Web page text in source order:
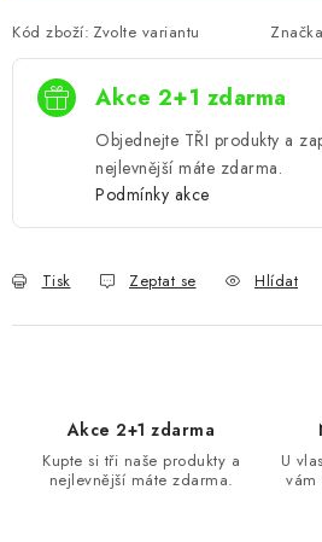
Kód zboží: Zvolte variantu
Akce 2+1 zdarma
Objednejte TŘI produkty a
nejlevnější máte zdarma.
Podmínky akce
Tisk Zeptat se Hlídat
Akce 2+1 zdarma
Kupte si tři naše produkty a
nejlevnější máte zdarma.
U
vám